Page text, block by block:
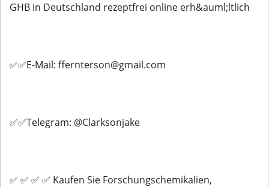
GHB in Deutschland rezeptfrei online erh&auml;ltlich
✅✅E-Mail: ffernterson@gmail.com
✅✅Telegram: @Clarksonjake
✅ ✅ ✅ ✅ Kaufen Sie Forschungschemikalien,